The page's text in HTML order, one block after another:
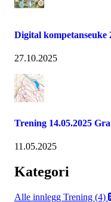
Digital kompetanseuke
27.10.2025
Trening 14.05.2025
11.05.2025
Kategori
Alle innlegg Trening (4)